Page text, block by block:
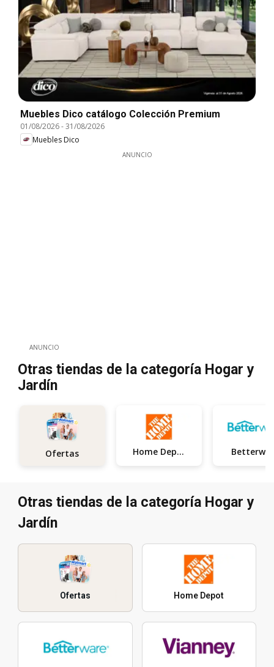
Muebles Dico catálogo Colección Premium
01/08/2026-31/08/2026
Muebles Dico
ANUNCIO
ANUNCIO
Otras tiendas de la categoría Hogar y
Jardín
Ofertas Home Depot
Otras tiendas de la categoría Hogar y
Jardín
Ofertas Home Depot